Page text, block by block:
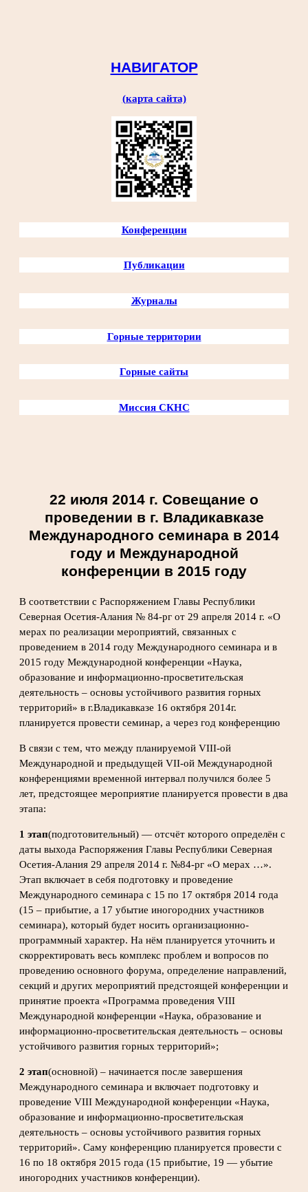
НАВИГАТОР
(карта сайта)
Конференции
Публикации
Журналы
Горные территории
Горные сайты
Миссия СКНС
22 июля 2014 г. Совещание о
проведении в г. Владикавказе
Международного семинара в 2014
году и Международной
конференции в 2015 году
В соответствии с Распоряжением Главы Республики
Северная Осетия-Алания № 84-рг от 29 апреля 2014 г. «О
мерах по реализации мероприятий, связанных с
проведением в 2014 году Международного семинара и в
2015 году Международной конференции «Наука,
образование и информационно-просветительская
деятельность – основы устойчивого развития горных
территорий» в г.Владикавказе 16 октября 2014г.
планируется провести семинар, а через год конференцию
В связи с тем, что между планируемой VIII-ой
Международной и предыдущей VII-ой Международной
конференциями временной интервал получился более 5
лет, предстоящее мероприятие планируется провести в два
этапа:
1 этап(подготовительный) — отсчёт которого определён с
даты выхода Распоряжения Главы Республики Северная
Осетия-Алания 29 апреля 2014 г. №84-рг «О мерах …».
Этап включает в себя подготовку и проведение
Международного семинара с 15 по 17 октября 2014 года
(15 – прибытие, а 17 убытие иногородних участников
семинара), который будет носить организационно-
программный характер. На нём планируется уточнить и
скорректировать весь комплекс проблем и вопросов по
проведению основного форума, определение направлений,
секций и других мероприятий предстоящей конференции и
принятие проекта «Программа проведения VIII
Международной конференции «Наука, образование и
информационно-просветительская деятельность – основы
устойчивого развития горных территорий»;
2 этап(основной) – начинается после завершения
Международного семинара и включает подготовку и
проведение VIII Международной конференции «Наука,
образование и информационно-просветительская
деятельность – основы устойчивого развития горных
территорий». Саму конференцию планируется провести с
16 по 18 октября 2015 года (15 прибытие, 19 — убытие
иногородних участников конференции).